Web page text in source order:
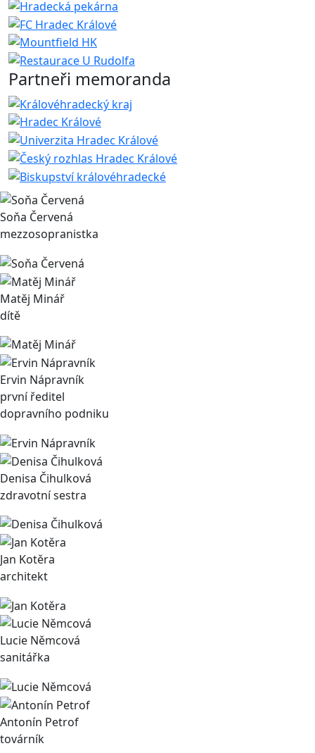
Partneři memoranda
Soňa Červená
mezzosopranistka
Matěj Minář
dítě
Ervin Nápravník
první ředitel
dopravního podniku
Denisa Čihulková
zdravotní sestra
Jan Kotěra
architekt
Lucie Němcová
sanitářka
Antonín Petrof
továrník